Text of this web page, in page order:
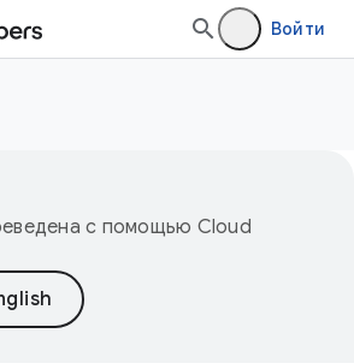
Войти
с помощью Cloud